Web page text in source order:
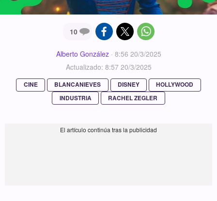
10
Alberto González· 8:56 20/3/2025
Actualizado: 8:57 20/3/2025
CINE BLANCANIEVES DISNEY
HOLLYWOOD
INDUSTRIA
RACHEL ZEGLER